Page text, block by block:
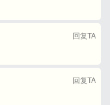
回复TA
回复TA